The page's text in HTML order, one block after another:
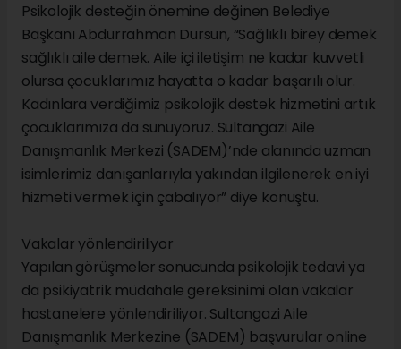
Psikolojik desteğin önemine değinen Belediye
Başkanı Abdurrahman Dursun, “Sağlıklı birey demek
sağlıklı aile demek. Aile içi iletişim ne kadar kuvvetli
olursa çocuklarımız hayatta o kadar başarılı olur.
Kadınlara verdiğimiz psikolojik destek hizmetini artık
çocuklarımıza da sunuyoruz. Sultangazi Aile
Danışmanlık Merkezi (SADEM)’nde alanında uzman
isimlerimiz danışanlarıyla yakından ilgilenerek en iyi
hizmeti vermek için çabalıyor” diye konuştu.
Vakalar yönlendiriliyor
Yapılan görüşmeler sonucunda psikolojik tedavi ya
da psikiyatrik müdahale gereksinimi olan vakalar
hastanelere yönlendiriliyor. Sultangazi Aile
Danışmanlık Merkezine (SADEM) başvurular online